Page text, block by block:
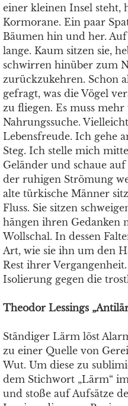
einer kleinen Insel steht,
Kormorane. Ein paar
Bäumen hin und her. Auf
lange. Kaum sitzen sie,
schwirren hinüber zum
zurückzukehren. Schon
gefragt, was die Vögel
zu fliegen. Es muss mehr
Nahrungssuche.
Lebensfreude. Ich gehe
Steg. Ich stelle mich
Geländer und schaue
der ruhigen Strömung
alte türkische Männer
Fluss. Sie sitzen
hängen ihren Gedanken
Wollschal. In dessen
Art, wie sie ihn um den
Rest ihrer
Isolierung gegen die
Theodor Lessings
Ständiger Lärm löst
zu einer Quelle von
Wut. Um diese zu
dem Stichwort „Lärm“
und stoße auf Aufsätze